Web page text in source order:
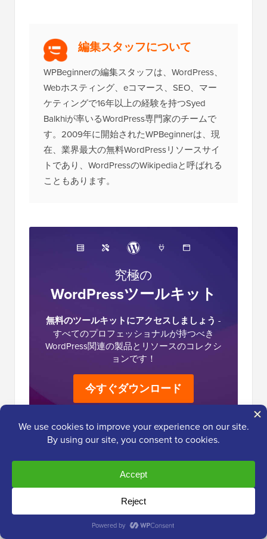
編集スタッフについて
WPBeginnerの編集スタッフは、WordPress、
Webホスティング、eコマース、SEO、マー
ケティングで16年以上の経験を持つSyed
Balkhiが率いるWordPress専門家のチームで
す。2009年に開始されたWPBeginnerは、現
在、業界最大の無料WordPressリソースサイ
トであり、WordPressのWikipediaと呼ばれる
こともあります。
究極の
WordPressツールキット
無料のツールキットにアクセスしましょう -
すべてのプロフェッショナルが持つべき
WordPress関連の製品とリソースのコレクシ
ョンです！
今すぐダウンロード
と
モイヌディン・ワヒード
2024年8月24日 午後12時33分